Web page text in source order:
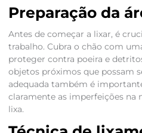
Preparação da
Antes de começar a lixar, é
trabalho. Cubra o chão com
proteger contra poeira e
objetos próximos que possam
adequada também é
claramente as imperfeições na
lixa.